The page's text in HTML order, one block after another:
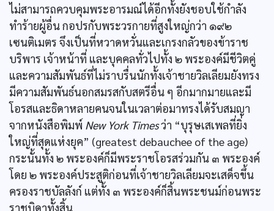
ไม่สามารถควบคุมพระอารมณ์ได้อีกทั้งยังชอบใช้กำลัง
ทำร้ายผู้อื่น กอปรกับพระวรกายที่สูงใหญ่กว่า ๑๙๒
เซนติเมตร จึงเป็นที่หวาดหวั่นและเกรงกลัวของข้าราช
บริพาร เจ้าหน้าที่ และบุคคลทั่วไปทั้ง ๒ พระองค์มีชีวิตคู่
และความสัมพันธ์ที่ไม่ราบรื่นนักทั้งเจ้าชายวิลเลียมยังทรง
มีความสัมพันธ์นอกสมรสกับสตรีอื่น ๆ อีกมากมายและมี
โอรสและธิดาหลายคนจนในเวลาต่อมาทรงได้รับสมญา
จากหนังสือพิมพ์ New York Timesว่า “บุรุษเสเพลที่ยิ่ง
ใหญ่ที่สุดแห่งยุค” (greatest debauchee of the age)
กระนั้นทั้ง ๒ พระองค์ก็มีพระราชโอรสร่วมกัน ๓ พระองค์
โดย ๒ พระองค์ประสูติก่อนที่เจ้าชายวิลเลียมจะเสด็จขึ้น
ครองราชบัลลังก์ แต่ทั้ง ๓ พระองค์ก็สิ้นพระชนม์ก่อนพระ
ราชบิดาทั้งสิ้น